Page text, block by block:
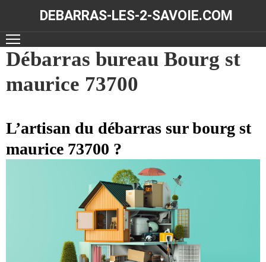
DEBARRAS-LES-2-SAVOIE.COM
ACCUEIL
RÉALISATIONS
CONTACT
Débarras bureau Bourg st
maurice 73700
L’artisan du débarras sur bourg st
maurice 73700 ?